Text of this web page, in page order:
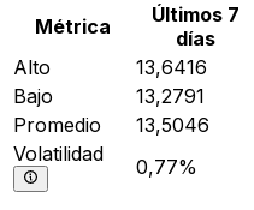
Métrica
Últimos 7
días
Alto
13,6416
Bajo
13,2791
Promedio
13,5046
Volatilidad
0,77%